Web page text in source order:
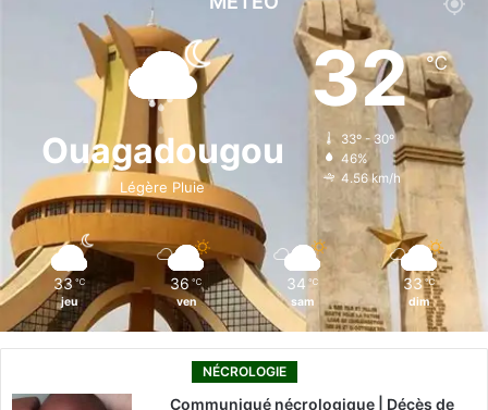
e
b
o
k
i
n
t
a
g
r
T
o
k
Ouagadougou
Légère Pluie
32℃
33º - 30º
46%
4.56 km/h
33 ℃
jeu
36 ℃
ven
34 ℃
sam
33 ℃
dim
NÉCROLOGIE
Communiqué nécrologique | Décès de